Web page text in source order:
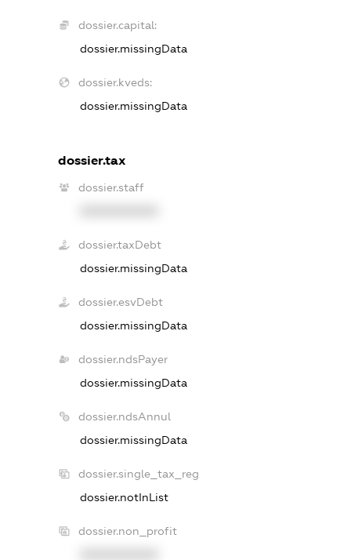
dossier.capital:
dossier.missingData
dossier.kveds:
dossier.missingData
dossier.tax
dossier.staff
dossier.taxDebt
dossier.missingData
dossier.esvDebt
dossier.missingData
dossier.ndsPayer
dossier.missingData
dossier.ndsAnnul
dossier.missingData
dossier.single_tax_reg
dossier.notInList
dossier.non_profit